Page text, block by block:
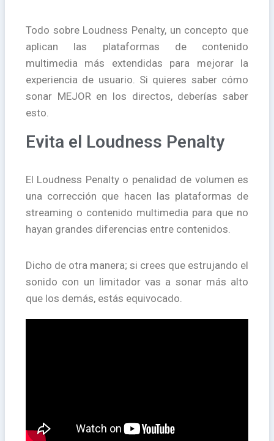
Todo sobre Loudness Penalty, un concepto que
aplican las plataformas de contenido
multimedia más extendidas para mejorar la
experiencia de usuario. Si quieres saber cómo
sonar MEJOR en los directos, deberías saber
esto.
Evita el Loudness Penalty
El Loudness Penalty o penalidad de volumen es
una corrección que hacen las plataformas de
streaming o contenido multimedia para que no
hayan grandes diferencias entre contenidos.
Dicho de otra manera; si crees que estrujando el
sonido con un limitador vas a sonar más alto
que los demás, estás equivocado.